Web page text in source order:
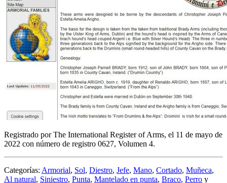
Registrado por The International Register of Arms, el 11 de mayo de
2022 con número de registro 0627, Volumen 4.
Categorías: Armorial, Sol, Diestro, Jefe, Mano, Cortado, Muñeca,
Al natural, Siniestro, Punta, Mantelado en punta, Braco, Perro y